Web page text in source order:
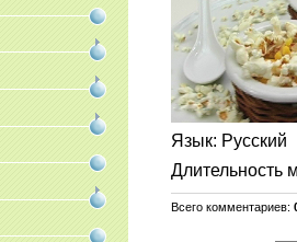
Язык: Русский
Длительность
Всего комментариев: